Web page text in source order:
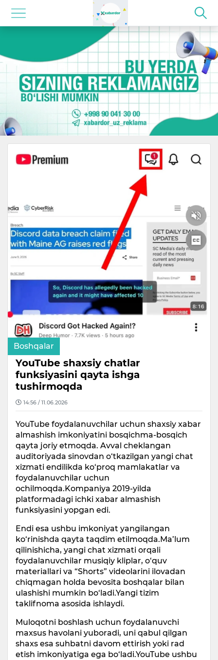
Boshqalar
YouTube shaxsiy chatlar
funksiyasini qayta ishga
tushirmoqda
14:56 / 11.06.2026
YouTube foydalanuvchilar uchun shaxsiy xabar
almashish imkoniyatini bosqichma-bosqich
qayta joriy etmoqda. Avval cheklangan
auditoriyada sinovdan o‘tkazilgan yangi chat
xizmati endilikda ko‘proq mamlakatlar va
foydalanuvchilar uchun
ochilmoqda.Kompaniya 2019-yilda
platformadagi ichki xabar almashish
funksiyasini yopgan edi.
Endi esa ushbu imkoniyat yangilangan
ko‘rinishda qayta taqdim etilmoqda.Ma’lum
qilinishicha, yangi chat xizmati orqali
foydalanuvchilar musiqiy kliplar, o‘quv
materiallari va “Shorts” videolarini ilovadan
chiqmagan holda bevosita boshqalar bilan
ulashishi mumkin bo‘ladi.Yangi tizim
taklifnoma asosida ishlaydi.
Muloqotni boshlash uchun foydalanuvchi
maxsus havolani yuboradi, uni qabul qilgan
shaxs esa suhbatni davom ettirish yoki rad
etish imkoniyatiga ega bo‘ladi.YouTube ushbu